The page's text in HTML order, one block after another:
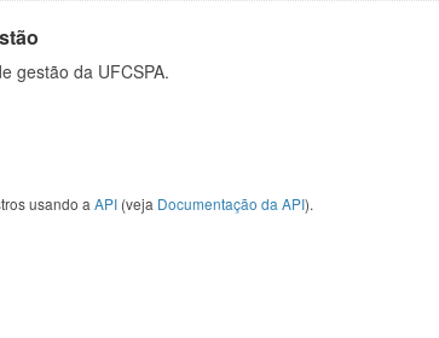
gestão da UFCSPA.
usando a API (veja Documentação da API).